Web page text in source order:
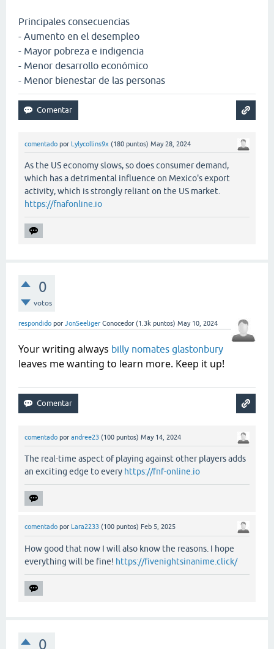
Principales consecuencias
- Aumento en el desempleo
- Mayor pobreza e indigencia
- Menor desarrollo económico
- Menor bienestar de las personas
comentado por Lylycollins9x (180 puntos) May 28, 2024
As the US economy slows, so does consumer demand,
which has a detrimental influence on Mexico's export
activity, which is strongly reliant on the US market.
https://fnafonline.io
0
votos
respondido por JonSeeliger Conocedor (1.3k puntos) May 10, 2024
Your writing always billy nomates glastonbury
leaves me wanting to learn more. Keep it up!
comentado por andree23 (100 puntos) May 14, 2024
The real-time aspect of playing against other players adds
an exciting edge to every https://fnf-online.io
comentado por Lara2233 (100 puntos) Feb 5, 2025
How good that now I will also know the reasons. I hope
everything will be fine! https://fivenightsinanime.click/
0